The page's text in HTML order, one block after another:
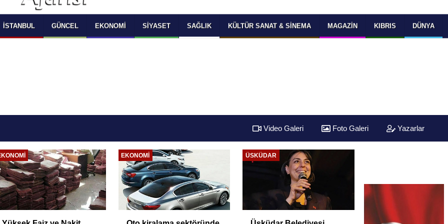
SELECT LANGUAGE YOU WOULD TO READ
OKUMAK İSTEDİĞİNİZ DİLİ SEÇİNİZ
Powered by
Translate
İSTANBUL GÜNCEL EKONOMI SIYASET SAĞLIK KÜLTÜR SANAT & SINEMA MAGAZIN KIBRIS DÜNYA
Video Galeri Foto Galeri Yazarlar
EKONOMI ÜSKÜDAR